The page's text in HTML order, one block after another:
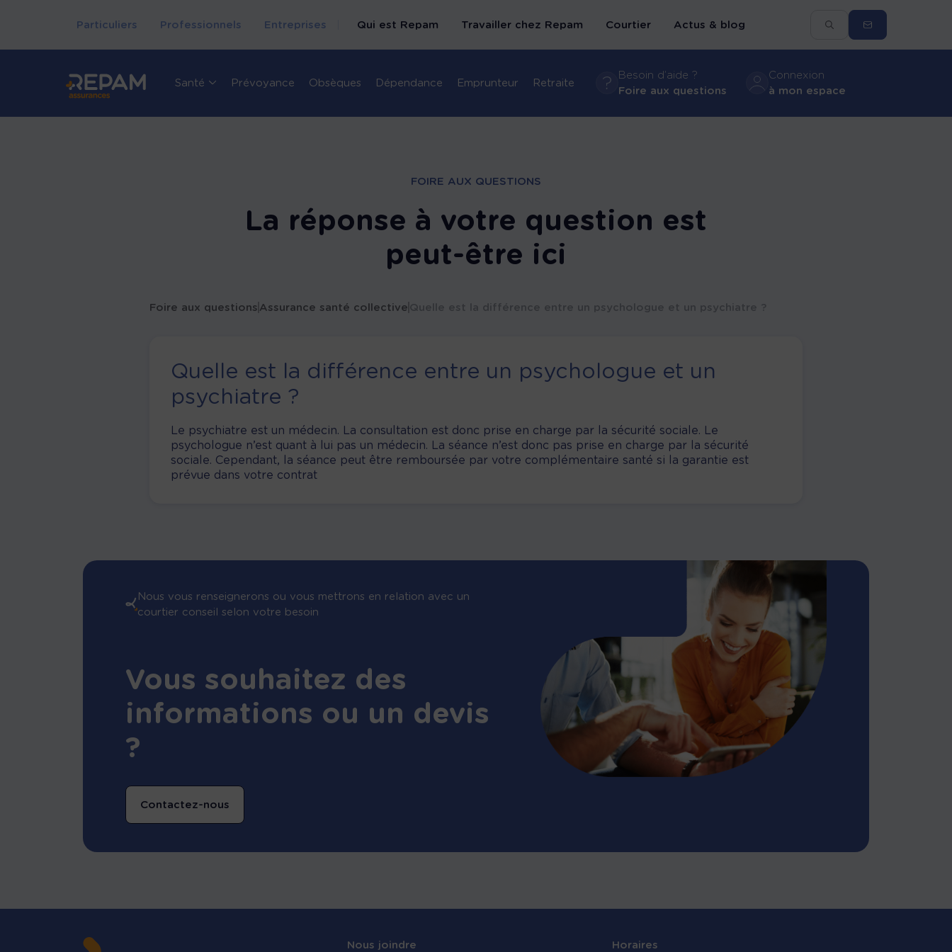
Particuliers Professionnels Entreprises Qui est Repam Travailler chez Repam
Bienvenue chez
Courtier Actus & blog
Santé Prévoyance Obsèques Dépendance Emprunteur Retraite
Besoin d’aide ?
Foire aux questions
Connexion
à mon espace
FOIRE AUX QUESTIONS
La réponse à votre question est
peut-être ici
Foire aux questions Assurance santé collective Quelle est la différence entre un psychologue et un psychiatre ?
Quelle est la différence entre un psychologue et un
psychiatre ?
Le psychiatre est un médecin. La consultation est donc prise en charge par la sécurité sociale. Le
psychologue n’est quant à lui pas un médecin. La séance n’est donc pas prise en charge par la sécurité
sociale. Cependant, la séance peut être remboursée par votre complémentaire santé si la garantie est
prévue dans votre contrat
Nous vous renseignerons ou vous mettrons en relation avec un
courtier conseil selon votre besoin
Vous souhaitez des
informations ou un devis
?
Contactez-nous
Nous joindre Horaires